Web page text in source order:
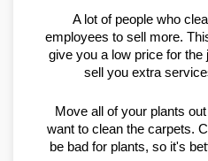
A lot of people who
employees to sell more.
give you a low price for the
sell you extra
Move all of your plants
want to clean the carpets.
be bad for plants, so it's